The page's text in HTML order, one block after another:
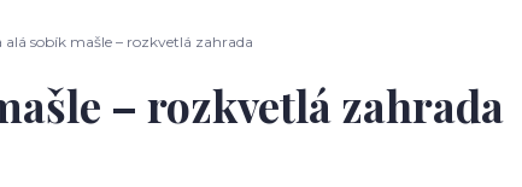
alá sobík mašle – rozkvetlá zahrada
– rozkvetlá zahrada